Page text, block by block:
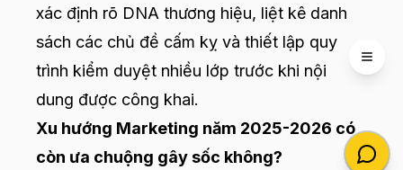
xác định rõ DNA thương hiệu, liệt kê danh
sách các chủ đề cấm kỵ và thiết lập quy
trình kiểm duyệt nhiều lớp trước khi nội
dung được công khai.
Xu hướng Marketing năm 2025-2026 có
còn ưa chuộng gây sốc không?